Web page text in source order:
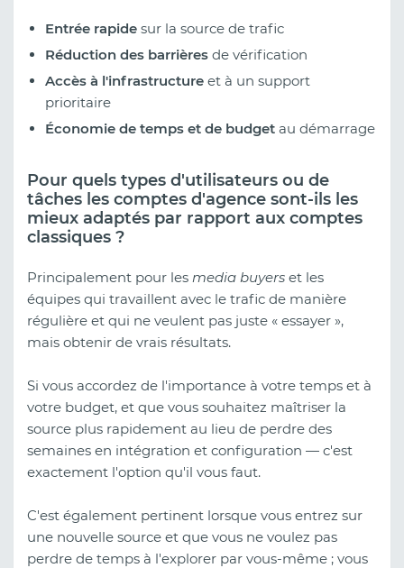
Entrée rapide sur la source de trafic
Réduction des barrières de vérification
Accès à l'infrastructure et à un support
prioritaire
Économie de temps et de budget au démarrage
Pour quels types d'utilisateurs ou de
tâches les comptes d'agence sont-ils les
mieux adaptés par rapport aux comptes
classiques ?
Principalement pour les media buyers et les
équipes qui travaillent avec le trafic de manière
régulière et qui ne veulent pas juste « essayer »,
mais obtenir de vrais résultats.
Si vous accordez de l'importance à votre temps et à
votre budget, et que vous souhaitez maîtriser la
source plus rapidement au lieu de perdre des
semaines en intégration et configuration — c'est
exactement l'option qu'il vous faut.
C'est également pertinent lorsque vous entrez sur
une nouvelle source et que vous ne voulez pas
perdre de temps à l'explorer par vous-même ; vous